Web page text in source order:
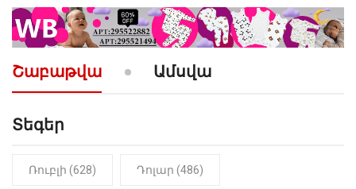
ՔԱՂԱՔԱԿԱՆ 10:52
«Լեզվիդ տալու փոխարեն
արտաբերիր այս երկու
նախադասությունը»․ Իշխան
Նիկոլ Փաշինյան
Շաբաթվա Ամսվա
Տեգեր
Ռուբլի (628) Դոլար (486)